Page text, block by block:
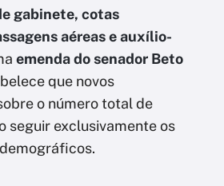
gabinete, cotas
aéreas e auxílio-
emenda do senador Beto
que novos
o número total de
seguir exclusivamente os